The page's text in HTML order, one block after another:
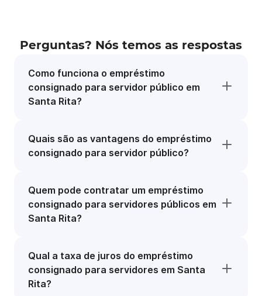
Perguntas? Nós temos as respostas
Como funciona o empréstimo
consignado para servidor público em
Santa Rita?
Quais são as vantagens do empréstimo
consignado para servidor público?
Quem pode contratar um empréstimo
consignado para servidores públicos em
Santa Rita?
Qual a taxa de juros do empréstimo
consignado para servidores em Santa
Rita?